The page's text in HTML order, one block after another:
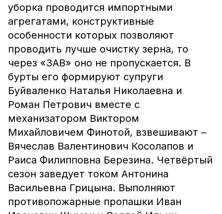
уборка проводится импортными
агрегатами, конструктивные
особенности которых позволяют
проводить лучше очистку зерна, то
через «ЗАВ» оно не пропускается. В
бурты его формируют супруги
Буйваленко Наталья Николаевна и
Роман Петрович вместе с
механизатором Виктором
Михайловичем Финотой, взвешивают –
Вячеслав Валентинович Косолапов и
Раиса Филипповна Березина. Четвёртый
сезон заведует током Антонина
Васильевна Грицына. Выполняют
противопожарные пропашки Иван